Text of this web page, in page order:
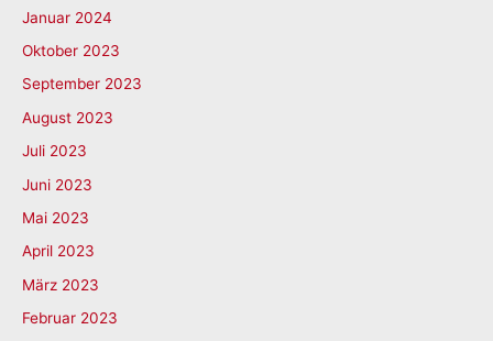
Januar 2024
Oktober 2023
September 2023
August 2023
Juli 2023
Juni 2023
Mai 2023
April 2023
März 2023
Februar 2023